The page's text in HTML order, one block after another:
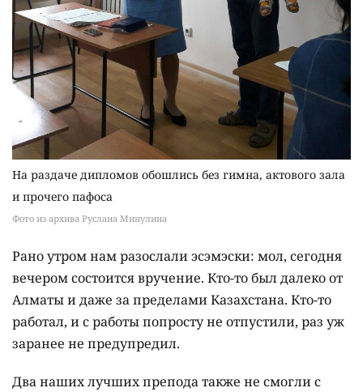
Фото из архива Руслана Минулина
На раздаче дипломов обошлись без гимна, актового зала
и прочего пафоса
Рано утром нам разослали эсэмэски: мол, сегодня
вечером состоится вручение. Кто-то был далеко от
Алматы и даже за пределами Казахстана. Кто-то
работал, и с работы попросту не отпустили, раз уж
заранее не предупредил.
Два наших лучших препода также не смогли с